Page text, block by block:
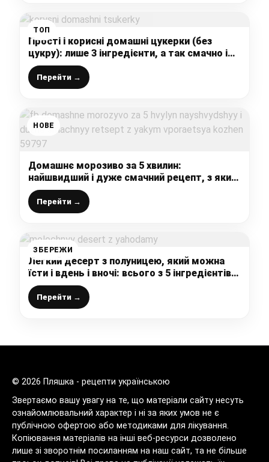
ТОП
Прості і корисні домашні цукерки (без
цукру): лише 3 інгредієнти, а так смачно і
натурально, сподобаються і діткам і
дорослим
Перейти →
НОВЕ
Домашнє морозиво за 5 хвилин:
найшвидший і дуже смачний рецепт, з яким
впорається кожен
Перейти →
ЗБЕРЕЖИ
Легкий десерт з полуницею, який можна
їсти і вдень і вночі: всього з 5 інгредієнтів
виходить справжня смакота
Перейти →
© 2026 Пляшка - рецепти українською
Звертаємо вашу увагу на те, що матеріали сайту несуть
ознайомлювальний характер і ні за яких умов не є
публічною офертою або методиками для лікування.
Копіювання матеріалів на інші веб-ресурси дозволено
лише зі зворотнім посиланням на наш сайт, та не більше